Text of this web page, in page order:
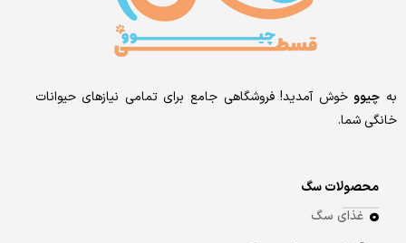
به چیوو خوش آمدید! فروشگاهی جامع برای تمامی نیازهای حیوانات
خانگی شما.
محصولات سگ
غذای سگ